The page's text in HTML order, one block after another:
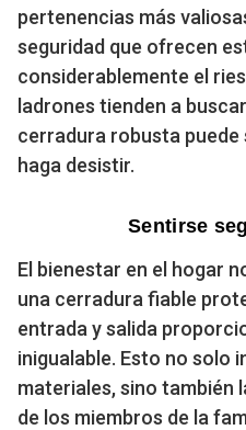
pertenencias más
seguridad que ofrecen
considerablemente el
ladrones tienden a
cerradura robusta puede
haga desistir.
Sentirse
El bienestar en el hogar
una cerradura fiable
entrada y salida
inigualable. Esto no solo
materiales, sino también
de los miembros de la